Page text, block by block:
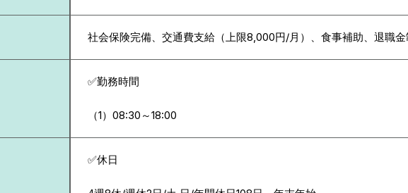
社会保険完備、交通費支給（上限8,000円/月）、食事補助、退職
✅勤務時間
（1）08:30～18:00
✅休日